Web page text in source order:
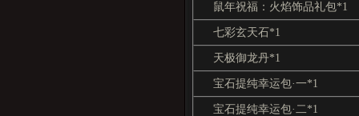
鼠年祝福：火焰饰品礼包*1
七彩玄天石*1
天极御龙丹*1
宝石提纯幸运包·一*1
宝石提纯幸运包·二*1